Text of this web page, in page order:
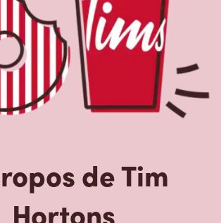
de Tim
Hortons